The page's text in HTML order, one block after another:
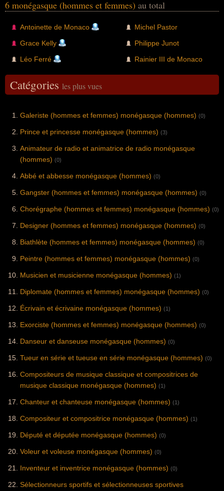
6 monégasque (hommes et femmes) au total
Antoinette de Monaco
Grace Kelly
Léo Ferré
Michel Pastor
Philippe Junot
Rainier III de Monaco
Catégories les plus vues
Galeriste (hommes et femmes) monégasque (hommes) (0)
Prince et princesse monégasque (hommes) (3)
Animateur de radio et animatrice de radio monégasque
(hommes) (0)
Abbé et abbesse monégasque (hommes) (0)
Gangster (hommes et femmes) monégasque (hommes) (0)
Chorégraphe (hommes et femmes) monégasque (hommes) (0)
Designer (hommes et femmes) monégasque (hommes) (0)
Biathlète (hommes et femmes) monégasque (hommes) (0)
Peintre (hommes et femmes) monégasque (hommes) (0)
Musicien et musicienne monégasque (hommes) (1)
Diplomate (hommes et femmes) monégasque (hommes) (0)
Écrivain et écrivaine monégasque (hommes) (1)
Exorciste (hommes et femmes) monégasque (hommes) (0)
Danseur et danseuse monégasque (hommes) (0)
Tueur en série et tueuse en série monégasque (hommes) (0)
Compositeurs de musique classique et compositrices de
musique classique monégasque (hommes) (1)
Chanteur et chanteuse monégasque (hommes) (1)
Compositeur et compositrice monégasque (hommes) (1)
Député et députée monégasque (hommes) (0)
Voleur et voleuse monégasque (hommes) (0)
Inventeur et inventrice monégasque (hommes) (0)
Sélectionneurs sportifs et sélectionneuses sportives